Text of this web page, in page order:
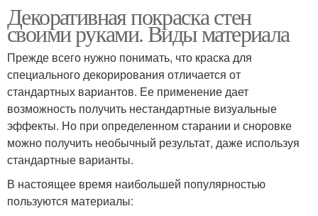
Декоративная покраска стен
своими руками. Виды материала
Прежде всего нужно понимать, что краска для
специального декорирования отличается от
стандартных вариантов. Ее применение дает
возможность получить нестандартные визуальные
эффекты. Но при определенном старании и сноровке
можно получить необычный результат, даже используя
стандартные варианты.
В настоящее время наибольшей популярностью
пользуются материалы: